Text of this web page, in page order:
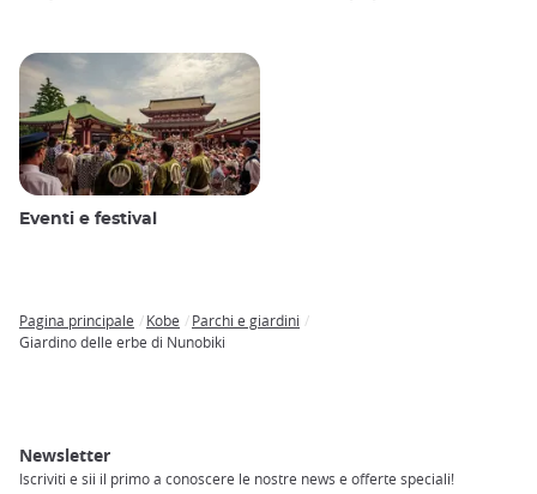
Eventi e festival
Breadcrumb
Pagina principale Kobe
Parchi e giardini
Giardino delle erbe di Nunobiki
Newsletter
Iscriviti e sii il primo a conoscere le nostre news e offerte speciali!